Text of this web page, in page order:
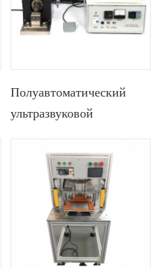
Полуавтоматический
ультразвуковой
сварки алюминиевой
фольги и пластин
призматической батареи